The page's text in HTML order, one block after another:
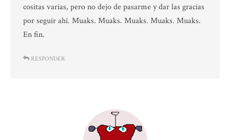
cositas varias, pero no dejo de pasarme y dar las gracias
por seguir ahí. Muaks. Muaks. Muaks. Muaks. Muaks.
En fin.
RESPONDER